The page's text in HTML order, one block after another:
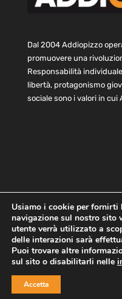
Dal 2004 Addiopizzo
promuovere una
Responsabilità
libertà, protagonismo
sociale sono i valori in cui
Home Statuto
Privacy
Cookie
Copyright © 2021
Usiamo i cookie per fornirti
navigazione sul nostro sito
utente verrà utilizzato a
delle interazioni sarà
Puoi trovare altre
sul sito o disabilitarli nelle
Accetta